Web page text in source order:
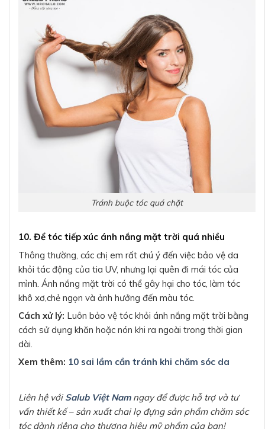
Tránh buộc tóc quá chặt
10. Để tóc tiếp xúc ánh nắng mặt trời quá nhiều
Thông thường, các chị em rất chú ý đến việc bảo vệ da
khỏi tác động của tia UV, nhưng lại quên đi mái tóc của
mình. Ánh nắng mặt trời có thể gây hại cho tóc, làm tóc
khô xơ,chẻ ngọn và ảnh hưởng đến màu tóc.
Cách xử lý: Luôn bảo vệ tóc khỏi ánh nắng mặt trời bằng
cách sử dụng khăn hoặc nón khi ra ngoài trong thời gian
dài.
Xem thêm: 10 sai lầm cần tránh khi chăm sóc da
Liên hệ với Salub Việt Namngay để được hỗ trợ và tư
vấn thiết kế – sản xuất chai lọ đựng sản phẩm chăm sóc
tóc dành riêng cho thương hiệu mỹ phẩm của bạn!